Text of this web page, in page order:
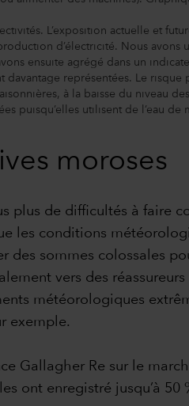
L’exposition actuelle et
d’électricité. Nous
ensuite agrégé dans un
représentées. Le risque
à la baisse du niveau
puisqu’elles utilisent de l’eau
moroses
plus de difficultés à faire
les conditions
des sommes colossales
vers des
météorologiques
exemple.
Gallagher Re sur le
ont enregistré jusqu’à